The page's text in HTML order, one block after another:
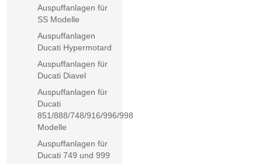
Auspuffanlagen für
SS Modelle
Auspuffanlagen
Ducati Hypermotard
Auspuffanlagen für
Ducati Diavel
Auspuffanlagen für
Ducati
851/888/748/916/996/998
Modelle
Auspuffanlagen für
Ducati 749 und 999